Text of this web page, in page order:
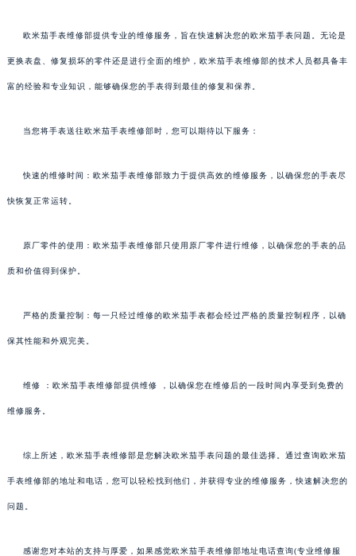
欧米茄手表维修部提供专业的维修服务，旨在快速解决您的欧米茄手表问题。无论是
更换表盘、修复损坏的零件还是进行全面的维护，欧米茄手表维修部的技术人员都具备丰
富的经验和专业知识，能够确保您的手表得到最佳的修复和保养。
当您将手表送往欧米茄手表维修部时，您可以期待以下服务：
快速的维修时间：欧米茄手表维修部致力于提供高效的维修服务，以确保您的手表尽
快恢复正常运转。
原厂零件的使用：欧米茄手表维修部只使用原厂零件进行维修，以确保您的手表的品
质和价值得到保护。
严格的质量控制：每一只经过维修的欧米茄手表都会经过严格的质量控制程序，以确
保其性能和外观完美。
维修 ：欧米茄手表维修部提供维修 ，以确保您在维修后的一段时间内享受到免费的
维修服务。
综上所述，欧米茄手表维修部是您解决欧米茄手表问题的最佳选择。通过查询欧米茄
手表维修部的地址和电话，您可以轻松找到他们，并获得专业的维修服务，快速解决您的
问题。
感谢您对本站的支持与厚爱，如果感觉欧米茄手表维修部地址电话查询(专业维修服